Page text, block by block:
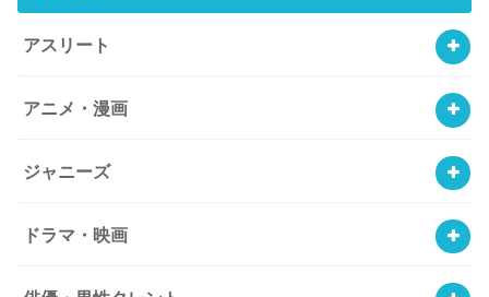
アスリート
アニメ・漫画
ジャニーズ
ドラマ・映画